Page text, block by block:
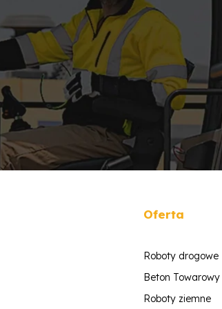
Oferta
Roboty drogowe
Beton Towarowy
Roboty ziemne